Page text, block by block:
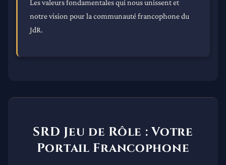
Les valeurs fondamentales qui nous unissent et
notre vision pour la communauté francophone du
JdR.
SRD Jeu de Rôle : Votre
Portail Francophone